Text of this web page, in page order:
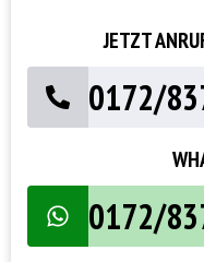
JETZT
0172/
0172/